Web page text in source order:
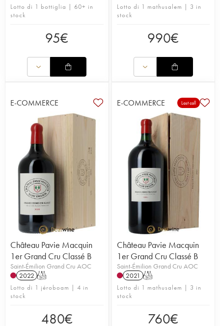
Lotto di 1 bottiglia | 60+ in
stock
95€
Lotto di 1 mathusalem | 3 in
stock
990€
E-COMMERCE
Château Pavie Macquin
1er Grand Cru Classé B
Saint-Émilion Grand Cru AOC
2022 T
Lotto di 1 jéroboam | 4 in
stock
480€
E-COMMERCE Last call
Château Pavie Macquin
1er Grand Cru Classé B
Saint-Émilion Grand Cru AOC
2021 T
Lotto di 1 mathusalem | 3 in
stock
760€